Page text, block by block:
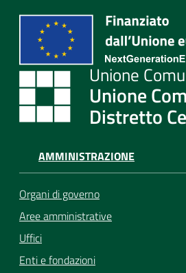
Unione
Distretto
AMMINISTRAZIONE
Organi di governo
Aree amministrative
Uffici
Enti e fondazioni